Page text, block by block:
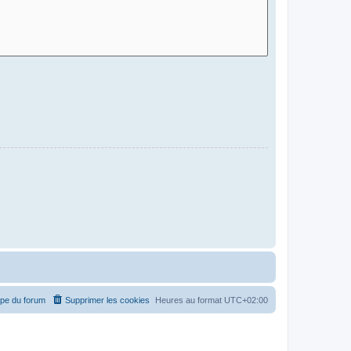
Heures au format UTC+02:00
Supprimer les cookies
du forum